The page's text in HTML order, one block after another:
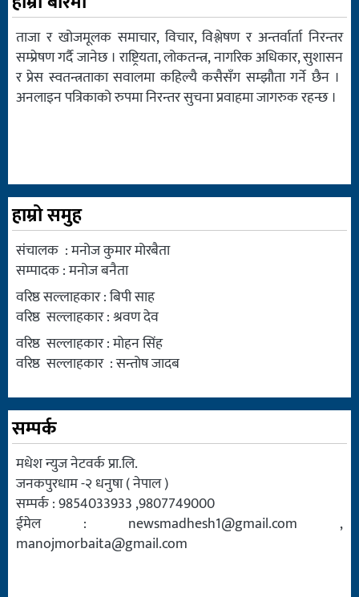
ताजा र खोजमूलक समाचार, विचार, विश्लेषण र अन्तर्वार्ता निरन्तर
सम्प्रेषण गर्दै जानेछ । राष्ट्रियता, लोकतन्त्र, नागरिक अधिकार, सुशासन
र प्रेस स्वतन्त्रताका सवालमा कहिल्यै कसैसँग सम्झौता गर्ने छैन ।
अनलाइन पत्रिकाको रुपमा निरन्तर सुचना प्रवाहमा जागरुक रहन्छ ।
हाम्रो समुह
संचालक : मनोज कुमार मोरबैता
सम्पादक : मनोज बनैता
वरिष्ठ सल्लाहकार : बिपी साह
वरिष्ठ सल्लाहकार : श्रवण देव
वरिष्ठ सल्लाहकार : मोहन सिंह
वरिष्ठ सल्लाहकार : सन्तोष जादब
सम्पर्क
मधेश न्युज नेटवर्क प्रा.लि.
जनकपुरधाम -२ धनुषा ( नेपाल )
सम्पर्क : 9854033933 ,9807749000
ईमेल : newsmadhesh1@gmail.com ,
manojmorbaita@gmail.com